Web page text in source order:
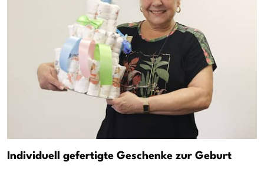
Individuell gefertigte Geschenke zur Geburt